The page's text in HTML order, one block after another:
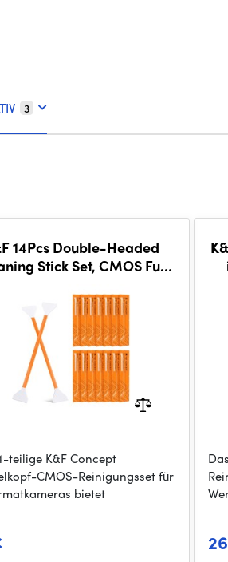
3
14Pcs Double-Headed
Stick Set, CMOS Full
Cleaning Cloth Stick
teilige K&F Concept
CMOS-Reinigungsset für
bietet